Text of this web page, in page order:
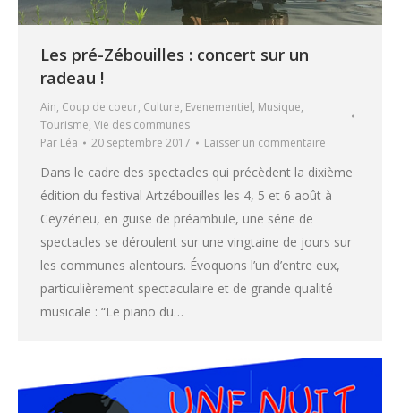
Les pré-Zébouilles : concert sur un
radeau !
Ain, Coup de coeur, Culture, Evenementiel, Musique,
Tourisme, Vie des communes
Par Léa 20 septembre 2017 Laisser un commentaire
Dans le cadre des spectacles qui précèdent la dixième
édition du festival Artzébouilles les 4, 5 et 6 août à
Ceyzérieu, en guise de préambule, une série de
spectacles se déroulent sur une vingtaine de jours sur
les communes alentours. Évoquons l’un d’entre eux,
particulièrement spectaculaire et de grande qualité
musicale : “Le piano du…